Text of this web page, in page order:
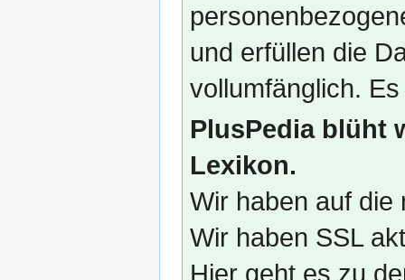
und erfüllen die
vollumfänglich.
PlusPedia blüht
Lexikon.
Wir haben auf die
Wir haben SSL
Hier geht es zu